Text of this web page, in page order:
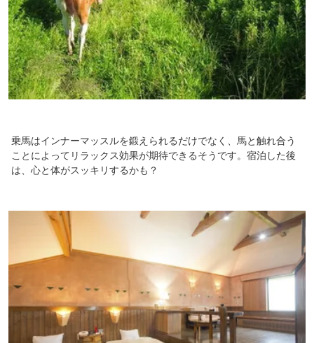
乗馬はインナーマッスルを鍛えられるだけでなく、馬と触れ合う
ことによってリラックス効果が期待できるそうです。宿泊した後
は、心と体がスッキリするかも？